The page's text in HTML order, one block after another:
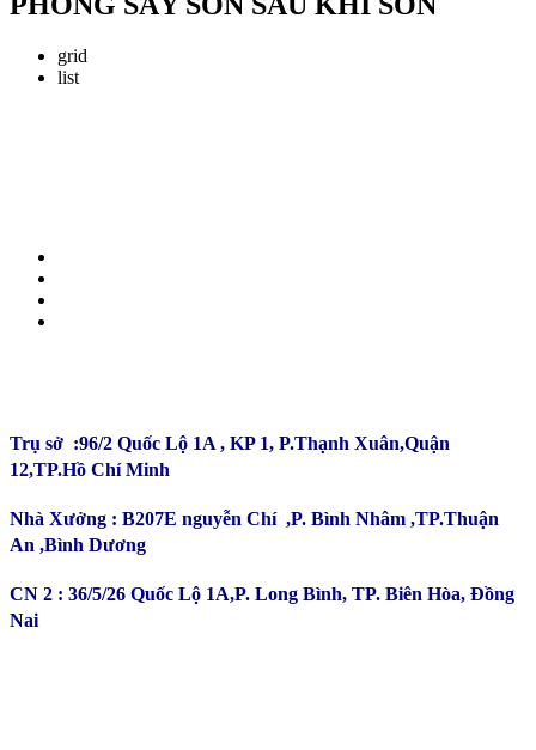
grid
list
Trụ sở :96/2 Quốc Lộ 1A , KP 1, P.Thạnh Xuân,Quận
12,TP.Hồ Chí Minh
Nhà Xưởng : B207E nguyễn Chí ,P. Bình Nhâm ,TP.Thuận
An ,Bình Dương
CN 2 : 36/5/26 Quốc Lộ 1A,P. Long Bình, TP. Biên Hòa, Đồng
Nai